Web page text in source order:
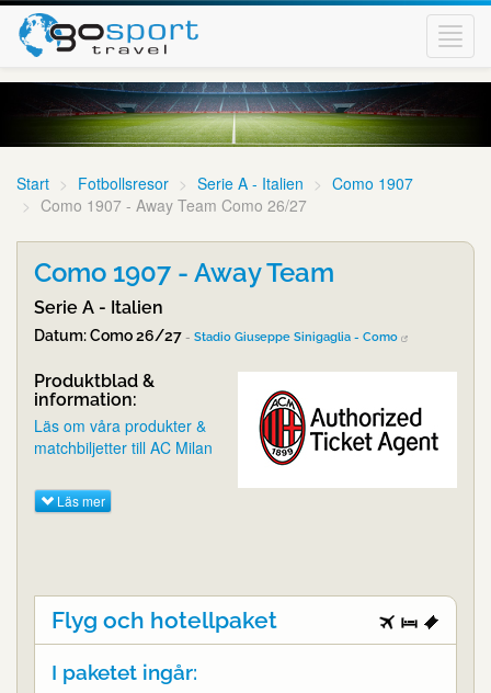
Start Fotbollsresor Serie A - Italien
Como 1907
Como 1907 - Away Team Como 26/27
Como 1907 - Away Team
Serie A - Italien
Datum: Como 26/27 - Stadio Giuseppe Sinigaglia - Como
Produktblad &
information:
Läs om våra produkter &
matchbiljetter till AC Milan
Läs mer
Flyg och hotellpaket
I paketet ingår: